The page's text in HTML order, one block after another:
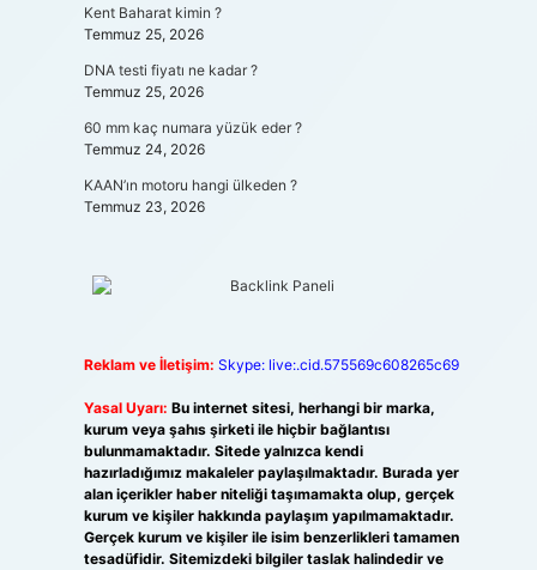
Kent Baharat kimin ?
Temmuz 25, 2026
DNA testi fiyatı ne kadar ?
Temmuz 25, 2026
60 mm kaç numara yüzük eder ?
Temmuz 24, 2026
KAAN’ın motoru hangi ülkeden ?
Temmuz 23, 2026
Reklam ve İletişim: Skype: live:.cid.575569c608265c69
Yasal Uyarı: Bu internet sitesi, herhangi bir marka,
kurum veya şahıs şirketi ile hiçbir bağlantısı
bulunmamaktadır. Sitede yalnızca kendi
hazırladığımız makaleler paylaşılmaktadır. Burada yer
alan içerikler haber niteliği taşımamakta olup, gerçek
kurum ve kişiler hakkında paylaşım yapılmamaktadır.
Gerçek kurum ve kişiler ile isim benzerlikleri tamamen
tesadüfidir. Sitemizdeki bilgiler taslak halindedir ve